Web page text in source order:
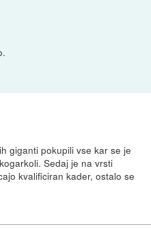
giganti pokupili vse kar se je
Sedaj je na vrsti
kvalificiran kader, ostalo se